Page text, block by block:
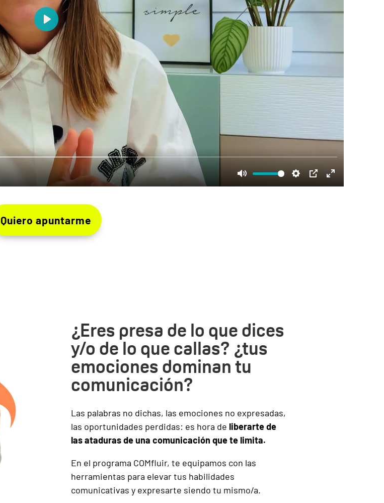
Quiero apuntarme
¿Eres presa de lo que dices
y/o de lo que callas? ¿tus
emociones dominan tu
comunicación?
Las palabras no dichas, las emociones no expresadas,
las oportunidades perdidas: es hora de liberarte de
las ataduras de una comunicación que te limita.
En el programa COMfluir, te equipamos con las
herramientas para elevar tus habilidades
comunicativas y expresarte siendo tu mismo/a.